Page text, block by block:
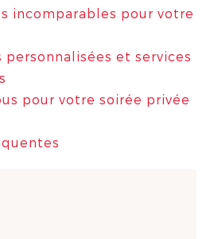
incomparables pour votre
personnalisées et services
pour votre soirée privée